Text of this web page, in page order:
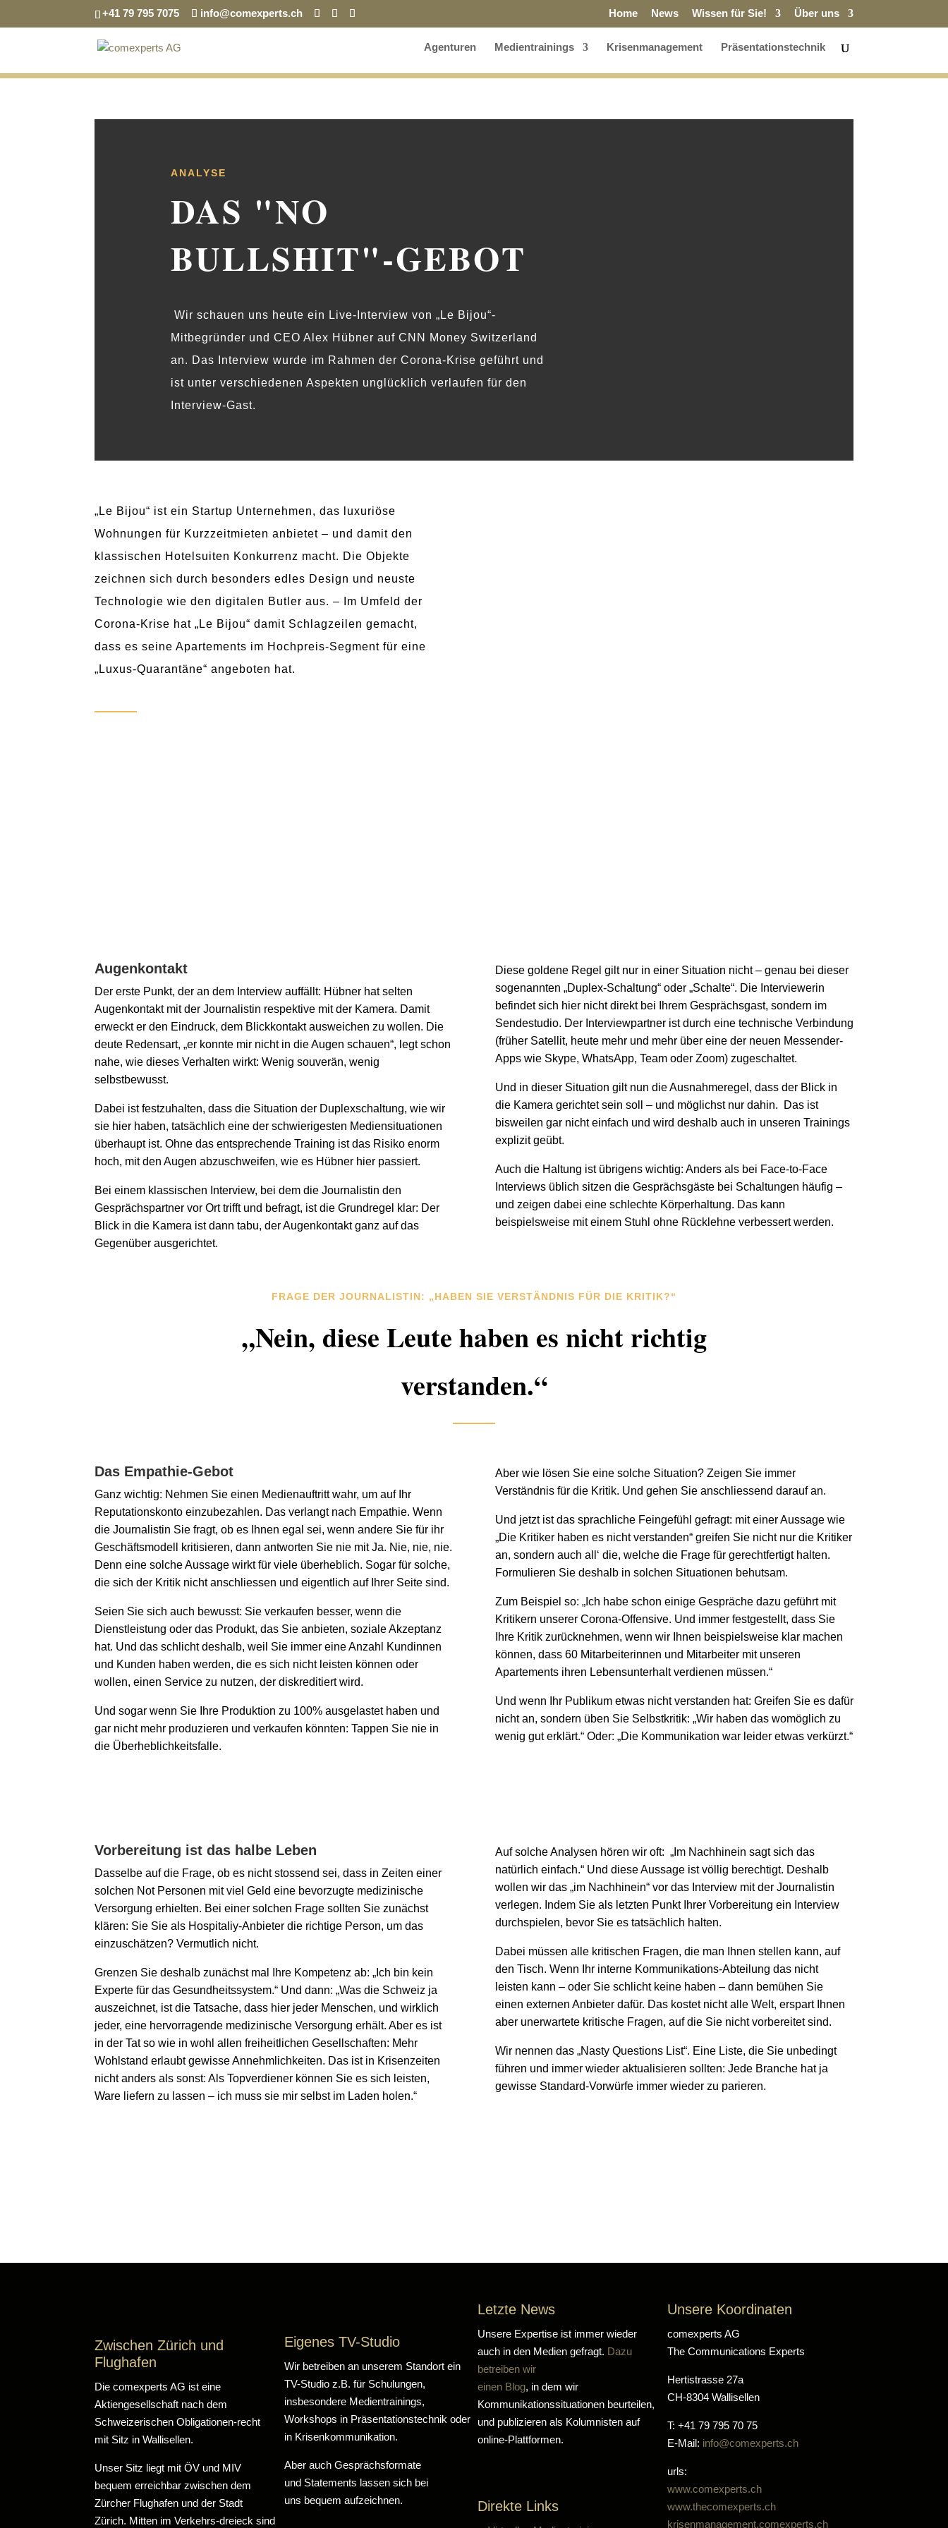
+41 79 795 7075 info@comexperts.ch Home News Wissen für Sie! Über uns
Agenturen Medientrainings Krisenmanagement Präsentationstechnik
ANALYSE
DAS "NO
BULLSHIT"-GEBOT
Wir schauen uns heute ein Live-Interview von „Le Bijou“-
Mitbegründer und CEO Alex Hübner auf CNN Money Switzerland
an. Das Interview wurde im Rahmen der Corona-Krise geführt und
ist unter verschiedenen Aspekten unglücklich verlaufen für den
Interview-Gast.
„Le Bijou“ ist ein Startup Unternehmen, das luxuriöse
Wohnungen für Kurzzeitmieten anbietet – und damit den
klassischen Hotelsuiten Konkurrenz macht. Die Objekte
zeichnen sich durch besonders edles Design und neuste
Technologie wie den digitalen Butler aus. – Im Umfeld der
Corona-Krise hat „Le Bijou“ damit Schlagzeilen gemacht,
dass es seine Apartements im Hochpreis-Segment für eine
„Luxus-Quarantäne“ angeboten hat.
Augenkontakt
Der erste Punkt, der an dem Interview auffällt: Hübner hat selten
Augenkontakt mit der Journalistin respektive mit der Kamera. Damit
erweckt er den Eindruck, dem Blickkontakt ausweichen zu wollen. Die
deute Redensart, „er konnte mir nicht in die Augen schauen“, legt schon
nahe, wie dieses Verhalten wirkt: Wenig souverän, wenig
selbstbewusst.
Dabei ist festzuhalten, dass die Situation der Duplexschaltung, wie wir
sie hier haben, tatsächlich eine der schwierigesten Mediensituationen
überhaupt ist. Ohne das entsprechende Training ist das Risiko enorm
hoch, mit den Augen abzuschweifen, wie es Hübner hier passiert.
Bei einem klassischen Interview, bei dem die Journalistin den
Gesprächspartner vor Ort trifft und befragt, ist die Grundregel klar: Der
Blick in die Kamera ist dann tabu, der Augenkontakt ganz auf das
Gegenüber ausgerichtet.
Diese goldene Regel gilt nur in einer Situation nicht – genau bei dieser
sogenannten „Duplex-Schaltung“ oder „Schalte“. Die Interviewerin
befindet sich hier nicht direkt bei Ihrem Gesprächsgast, sondern im
Sendestudio. Der Interviewpartner ist durch eine technische Verbindung
(früher Satellit, heute mehr und mehr über eine der neuen Messender-
Apps wie Skype, WhatsApp, Team oder Zoom) zugeschaltet.
Und in dieser Situation gilt nun die Ausnahmeregel, dass der Blick in
die Kamera gerichtet sein soll – und möglichst nur dahin. Das ist
bisweilen gar nicht einfach und wird deshalb auch in unseren Trainings
explizit geübt.
Auch die Haltung ist übrigens wichtig: Anders als bei Face-to-Face
Interviews üblich sitzen die Gesprächsgäste bei Schaltungen häufig –
und zeigen dabei eine schlechte Körperhaltung. Das kann
beispielsweise mit einem Stuhl ohne Rücklehne verbessert werden.
FRAGE DER JOURNALISTIN: „HABEN SIE VERSTÄNDNIS FÜR DIE KRITIK?“
„Nein, diese Leute haben es nicht richtig
verstanden.“
Das Empathie-Gebot
Ganz wichtig: Nehmen Sie einen Medienauftritt wahr, um auf Ihr
Reputationskonto einzubezahlen. Das verlangt nach Empathie. Wenn
die Journalistin Sie fragt, ob es Ihnen egal sei, wenn andere Sie für ihr
Geschäftsmodell kritisieren, dann antworten Sie nie mit Ja. Nie, nie, nie.
Denn eine solche Aussage wirkt für viele überheblich. Sogar für solche,
die sich der Kritik nicht anschliessen und eigentlich auf Ihrer Seite sind.
Seien Sie sich auch bewusst: Sie verkaufen besser, wenn die
Dienstleistung oder das Produkt, das Sie anbieten, soziale Akzeptanz
hat. Und das schlicht deshalb, weil Sie immer eine Anzahl Kundinnen
und Kunden haben werden, die es sich nicht leisten können oder
wollen, einen Service zu nutzen, der diskreditiert wird.
Und sogar wenn Sie Ihre Produktion zu 100% ausgelastet haben und
gar nicht mehr produzieren und verkaufen könnten: Tappen Sie nie in
die Überheblichkeitsfalle.
Aber wie lösen Sie eine solche Situation? Zeigen Sie immer
Verständnis für die Kritik. Und gehen Sie anschliessend darauf an.
Und jetzt ist das sprachliche Feingefühl gefragt: mit einer Aussage wie
„Die Kritiker haben es nicht verstanden“ greifen Sie nicht nur die Kritiker
an, sondern auch all‘ die, welche die Frage für gerechtfertigt halten.
Formulieren Sie deshalb in solchen Situationen behutsam.
Zum Beispiel so: „Ich habe schon einige Gespräche dazu geführt mit
Kritikern unserer Corona-Offensive. Und immer festgestellt, dass Sie
Ihre Kritik zurücknehmen, wenn wir Ihnen beispielsweise klar machen
können, dass 60 Mitarbeiterinnen und Mitarbeiter mit unseren
Apartements ihren Lebensunterhalt verdienen müssen.“
Und wenn Ihr Publikum etwas nicht verstanden hat: Greifen Sie es dafür
nicht an, sondern üben Sie Selbstkritik: „Wir haben das womöglich zu
wenig gut erklärt.“ Oder: „Die Kommunikation war leider etwas verkürzt.“
Vorbereitung ist das halbe Leben
Dasselbe auf die Frage, ob es nicht stossend sei, dass in Zeiten einer
solchen Not Personen mit viel Geld eine bevorzugte medizinische
Versorgung erhielten. Bei einer solchen Frage sollten Sie zunächst
klären: Sie Sie als Hospitaliy-Anbieter die richtige Person, um das
einzuschätzen? Vermutlich nicht.
Grenzen Sie deshalb zunächst mal Ihre Kompetenz ab: „Ich bin kein
Experte für das Gesundheitssystem.“ Und dann: „Was die Schweiz ja
auszeichnet, ist die Tatsache, dass hier jeder Menschen, und wirklich
jeder, eine hervorragende medizinische Versorgung erhält. Aber es ist
in der Tat so wie in wohl allen freiheitlichen Gesellschaften: Mehr
Wohlstand erlaubt gewisse Annehmlichkeiten. Das ist in Krisenzeiten
nicht anders als sonst: Als Topverdiener können Sie es sich leisten,
Ware liefern zu lassen – ich muss sie mir selbst im Laden holen.“
Auf solche Analysen hören wir oft: „Im Nachhinein sagt sich das
natürlich einfach.“ Und diese Aussage ist völlig berechtigt. Deshalb
wollen wir das „im Nachhinein“ vor das Interview mit der Journalistin
verlegen. Indem Sie als letzten Punkt Ihrer Vorbereitung ein Interview
durchspielen, bevor Sie es tatsächlich halten.
Dabei müssen alle kritischen Fragen, die man Ihnen stellen kann, auf
den Tisch. Wenn Ihr interne Kommunikations-Abteilung das nicht
leisten kann – oder Sie schlicht keine haben – dann bemühen Sie
einen externen Anbieter dafür. Das kostet nicht alle Welt, erspart Ihnen
aber unerwartete kritische Fragen, auf die Sie nicht vorbereitet sind.
Wir nennen das „Nasty Questions List“. Eine Liste, die Sie unbedingt
führen und immer wieder aktualisieren sollten: Jede Branche hat ja
gewisse Standard-Vorwürfe immer wieder zu parieren.
Zwischen Zürich und
Flughafen
Die comexperts AG ist eine
Aktiengesellschaft nach dem
Schweizerischen Obligationen-recht
mit Sitz in Wallisellen.
Unser Sitz liegt mit ÖV und MIV
bequem erreichbar zwischen dem
Zürcher Flughafen und der Stadt
Zürich. Mitten im Verkehrs-dreieck sind
Eigenes TV-Studio
Wir betreiben an unserem Standort ein
TV-Studio z.B. für Schulungen,
insbesondere Medientrainings,
Workshops in Präsentationstechnik oder
in Krisenkommunikation.
Aber auch Gesprächsformate
und Statements lassen sich bei
uns bequem aufzeichnen.
Letzte News
Unsere Expertise ist immer wieder
auch in den Medien gefragt. Dazu
betreiben wir
einen Blog, in dem wir
Kommunikationssituationen beurteilen,
und publizieren als Kolumnisten auf
online-Plattformen.
Direkte Links
Unsere Koordinaten
comexperts AG
The Communications Experts
Hertistrasse 27a
CH-8304 Wallisellen
T: +41 79 795 70 75
E-Mail: info@comexperts.ch
urls:
www.comexperts.ch
www.thecomexperts.ch
krisenmanagement.comexperts.ch